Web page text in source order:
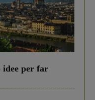
idee per far